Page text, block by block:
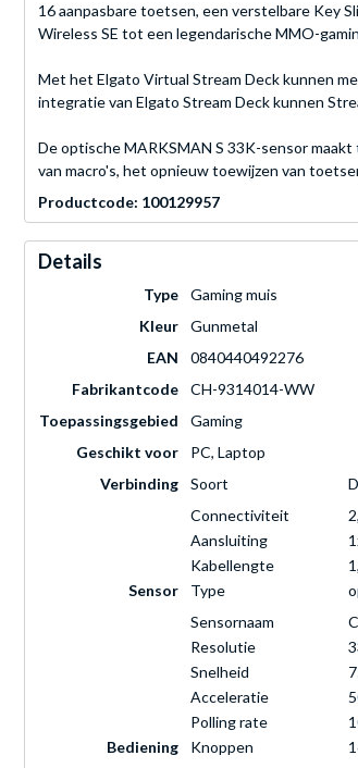
16 aanpasbare toetsen, een verstelbare Key
Wireless SE tot een legendarische MMO-
Met het Elgato Virtual Stream Deck kunnen
integratie van Elgato Stream Deck kunnen
De optische MARKSMAN S 33K-sensor
van macro's, het opnieuw toewijzen van
Productcode: 100129957
Details
Type
Gaming muis
Kleur
Gunmetal
EAN
0840440492276
Fabrikantcode
CH-9314014-WW
Toepassingsgebied
Gaming
Geschikt voor
PC, Laptop
Verbinding
Soort
Connectiviteit
Aansluiting
Kabellengte
Sensor
Type
Sensornaam
Resolutie
Snelheid
Acceleratie
Polling rate
Bediening
Knoppen